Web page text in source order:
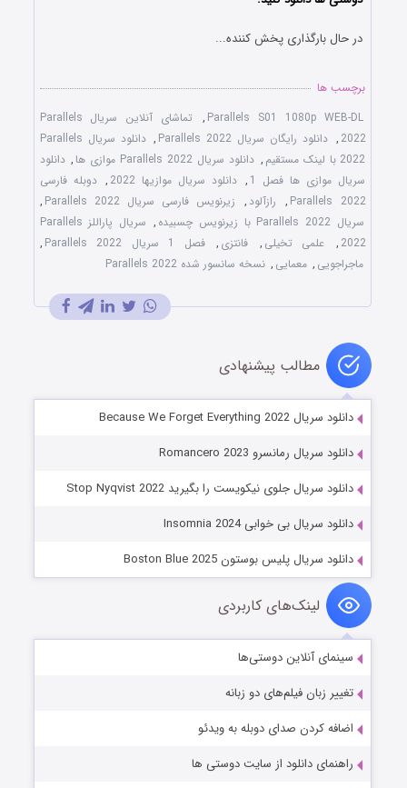
در حال بارگذاری پخش کننده...
برچسب ها
Parallels S01 1080p WEB-DL
,
تماشای آنلاین سریال Parallels
2022
, دانلود رایگان سریال Parallels 2022 ,
دانلود سریال Parallels
2022 با لینک مستقیم
, دانلود سریال Parallels 2022 موازی ها , دانلود
سریال موازی ها فصل 1
, دانلود سریال موازیها 2022 , دوبله فارسی
Parallels 2022
, رازآلود , زیرنویس فارسی سریال Parallels 2022
,
سریال Parallels 2022 با زیرنویس چسبیده
,
سریال پاراللز Parallels
2022
, علمی تخیلی , فانتزی , فصل 1 سریال Parallels 2022
,
ماجراجویی , معمایی , نسخه سانسور شده Parallels 2022
مطالب پیشنهادی
دانلود سریال Because We Forget Everything 2022
دانلود سریال رمانسرو Romancero 2023
دانلود سریال جلوی نیکویست را بگیرید Stop Nyqvist 2022
دانلود سریال بی خوابی Insomnia 2024
دانلود سریال پلیس بوستون Boston Blue 2025
لینک‌های کاربردی
سینمای آنلاین دوستی‌ها
تغییر زبان فیلم‌های دو زبانه
اضافه کردن صدای دوبله به ویدئو
راهنمای دانلود از سایت دوستی ها